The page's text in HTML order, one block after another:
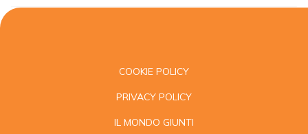
COOKIE POLICY
PRIVACY POLICY
IL MONDO GIUNTI